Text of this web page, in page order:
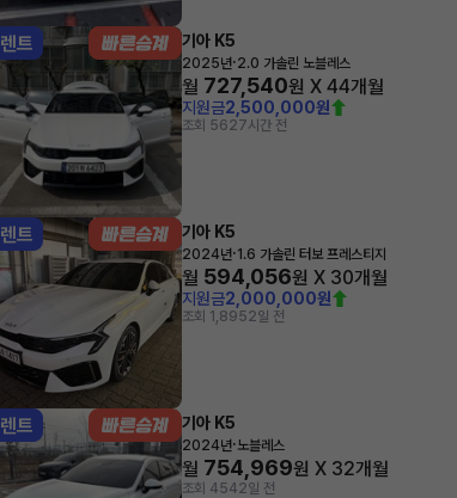
렌트 기아 K5
2025년·2.0 가솔린 노블레스
월 727,540원 X 44개월
지원금2,500,000원
조회 5627시간 전
렌트 기아 K5
2024년·1.6 가솔린 터보 프레스티지
월 594,056원 X 30개월
지원금2,000,000원
조회 1,8952일 전
렌트 기아 K5
2024년·노블레스
월 754,969원 X 32개월
조회 4542일 전